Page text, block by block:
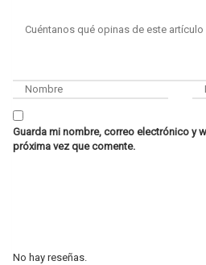
Guarda mi nombre, correo electrónico y
próxima vez que comente.
No hay reseñas.